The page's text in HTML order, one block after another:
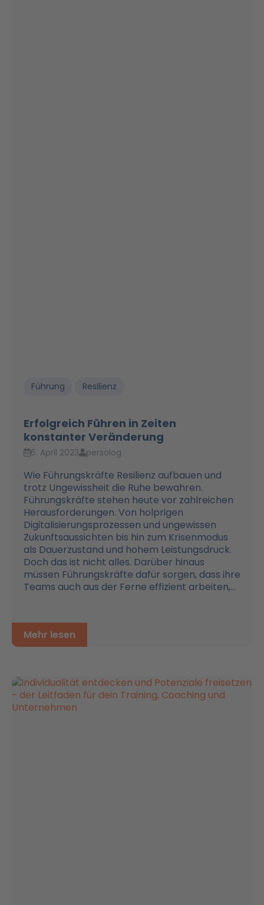
Führung Resilienz
Erfolgreich Führen in Zeiten
konstanter Veränderung
6. April 2023 persolog
Wie Führungskräfte Resilienz aufbauen und
trotz Ungewissheit die Ruhe bewahren.
Führungskräfte stehen heute vor zahlreichen
Herausforderungen. Von holprigen
Digitalisierungsprozessen und ungewissen
Zukunftsaussichten bis hin zum Krisenmodus
als Dauerzustand und hohem Leistungsdruck.
Doch das ist nicht alles. Darüber hinaus
müssen Führungskräfte dafür sorgen, dass ihre
Teams auch aus der Ferne effizient arbeiten,...
Mehr lesen